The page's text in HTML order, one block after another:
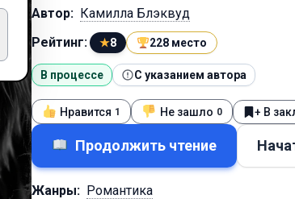
Автор: Камилла Блэквуд
Рейтинг:
★8 228 место
В процессе С указанием автора
Нравится 1 Не зашло 0 + В
Продолжить чтение
Жанры: Романтика